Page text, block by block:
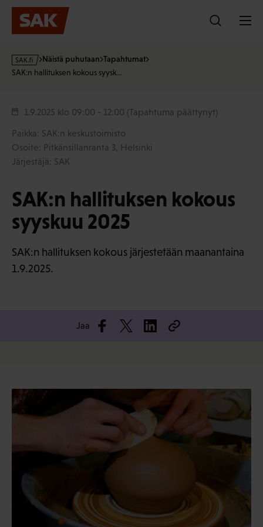
Hyppää
sisältöön
s
a
f
Näistä puhutaan Tapahtumat
SAK:n hallituksen kokous syysk…
1.9.2025 klo 09:00 - 12:00 (Tapahtuma päättynyt)
Paikka: SAK:n keskustoimisto
Osoite: Pitkänsillanranta 3, Helsinki
Järjestäjä: SAK
SAK:n hallituksen kokous
syyskuu 2025
SAK:n hallituksen kokous järjestetään maanantaina
1.9.2025.
Jaa